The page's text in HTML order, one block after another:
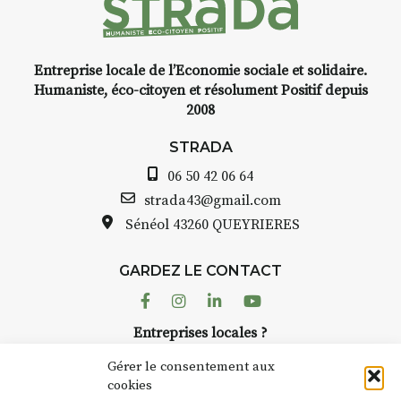
Gérer le consentement aux
cookies
INTERVIEW
avez ouvert une galerie à
Auzon…
Bernard TURLE Le Fumoir n’est
pas une galerie permanente.
AuzonToujours organise
dans le village. Des artistes et
caves, les granges d’Auzon. Le
Fumoir est l’un de ces espaces
Entreprise locale de l’Economie sociale et solidaire.
Humaniste, éco-citoyen et résolument Positif depuis
2008
STRADA
06 50 42 06 64
strada43@gmail.com
Sénéol 43260 QUEYRIERES
GARDEZ LE CONTACT
FacebookInstagram
LinkedinYoutube
Entreprises locales ?